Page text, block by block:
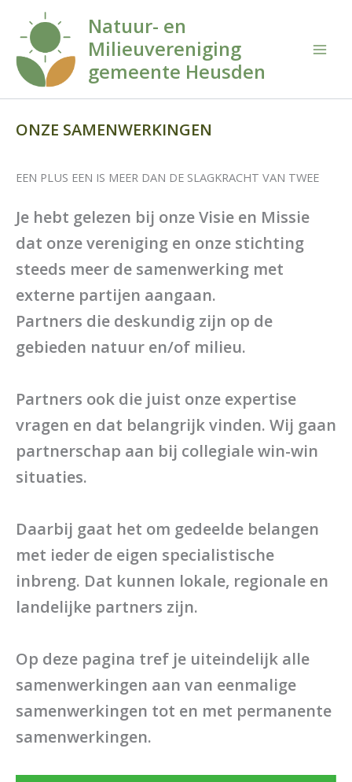
inhoud
Natuur- en
Milieuvereniging
gemeente Heusden
ONZE SAMENWERKINGEN
EEN PLUS EEN IS MEER DAN DE SLAGKRACHT VAN TWEE
Je hebt gelezen bij onze Visie en Missie
dat onze vereniging en onze stichting
steeds meer de samenwerking met
externe partijen aangaan.
Partners die deskundig zijn op de
gebieden natuur en/of milieu.
Partners ook die juist onze expertise
vragen en dat belangrijk vinden. Wij gaan
partnerschap aan bij collegiale win-win
situaties.
Daarbij gaat het om gedeelde belangen
met ieder de eigen specialistische
inbreng. Dat kunnen lokale, regionale en
landelijke partners zijn.
Op deze pagina tref je uiteindelijk alle
samenwerkingen aan van eenmalige
samenwerkingen tot en met permanente
samenwerkingen.